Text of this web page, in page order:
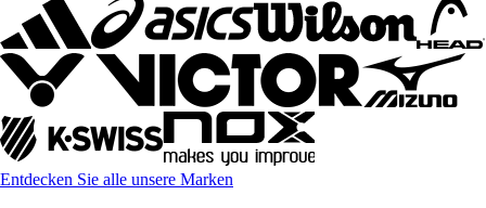
Entdecken Sie alle unsere Marken